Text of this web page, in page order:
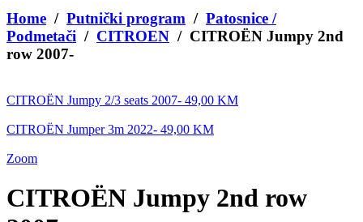
Home / Putnički program / Patosnice /
Podmetači / CITROEN / CITROËN Jumpy 2nd
row 2007-
CITROËN Jumpy 2/3 seats 2007- 49,00 KM
CITROËN Jumper 3m 2022- 49,00 KM
Zoom
CITROËN Jumpy 2nd row